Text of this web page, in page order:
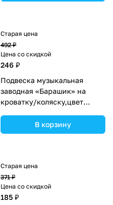
Старая цена
492 ₽
Цена со скидкой
246 ₽
Подвеска музыкальная
заводная «Барашик» на
кроватку/коляску,цвет
В корзину
Старая цена
371 ₽
Цена со скидкой
185 ₽